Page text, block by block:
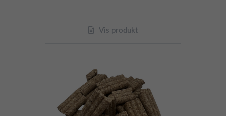
Vis produkt